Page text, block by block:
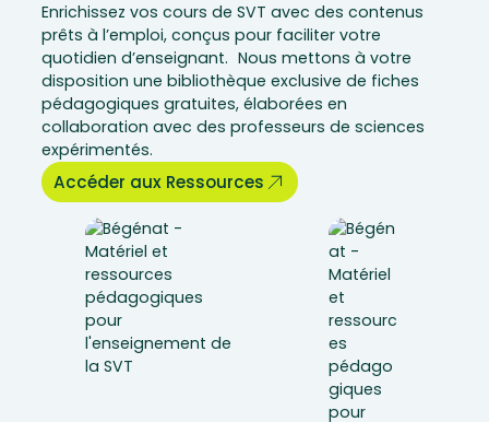
Enrichissez vos cours de SVT avec des contenus
prêts à l’emploi, conçus pour faciliter votre
quotidien d’enseignant. Nous mettons à votre
disposition une bibliothèque exclusive de fiches
pédagogiques gratuites, élaborées en
collaboration avec des professeurs de sciences
expérimentés.
Accéder aux Ressources